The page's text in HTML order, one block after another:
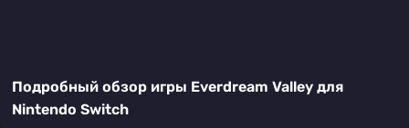
Подробный обзор игры Everdream Valley для
Nintendo Switch